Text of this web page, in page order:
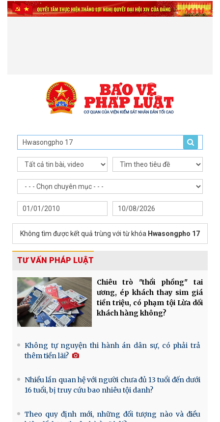
Không tìm được kết quả trùng với từ khóa Hwasongpho 17
TƯ VẤN PHÁP LUẬT
Chiêu trò "thổi phồng" tai
ương, ép khách thay sim giá
tiền triệu, có phạm tội Lừa dối
khách hàng không?
Không tự nguyện thi hành án dân sự, có phải trả
thêm tiền lãi?
Nhiều lần quan hệ với người chưa đủ 13 tuổi đến dưới
16 tuổi, bị truy cứu bao nhiêu tội danh?
Theo quy định mới, những đối tượng nào và điều